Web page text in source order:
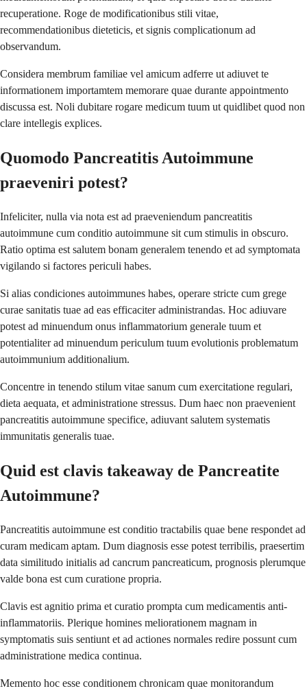
recuperatione. Roge de modificationibus stili vitae,
recommendationibus dieteticis, et signis complicationum ad
observandum.
Considera membrum familiae vel amicum adferre ut adiuvet te
informationem importamtem memorare quae durante appointmento
discussa est. Noli dubitare rogare medicum tuum ut quidlibet quod non
clare intellegis explices.
Quomodo Pancreatitis Autoimmune
praeveniri potest?
Infeliciter, nulla via nota est ad praeveniendum pancreatitis
autoimmune cum conditio autoimmune sit cum stimulis in obscuro.
Ratio optima est salutem bonam generalem tenendo et ad symptomata
vigilando si factores periculi habes.
Si alias condiciones autoimmunes habes, operare stricte cum grege
curae sanitatis tuae ad eas efficaciter administrandas. Hoc adiuvare
potest ad minuendum onus inflammatorium generale tuum et
potentialiter ad minuendum periculum tuum evolutionis problematum
autoimmunium additionalium.
Concentre in tenendo stilum vitae sanum cum exercitatione regulari,
dieta aequata, et administratione stressus. Dum haec non praevenient
pancreatitis autoimmune specifice, adiuvant salutem systematis
immunitatis generalis tuae.
Quid est clavis takeaway de Pancreatite
Autoimmune?
Pancreatitis autoimmune est conditio tractabilis quae bene respondet ad
curam medicam aptam. Dum diagnosis esse potest terribilis, praesertim
data similitudo initialis ad cancrum pancreaticum, prognosis plerumque
valde bona est cum curatione propria.
Clavis est agnitio prima et curatio prompta cum medicamentis anti-
inflammatoriis. Plerique homines meliorationem magnam in
symptomatis suis sentiunt et ad actiones normales redire possunt cum
administratione medica continua.
Memento hoc esse conditionem chronicam quae monitorandum